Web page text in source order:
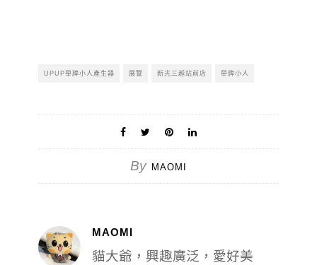
UPUP舉牌小人產生器 展覽 新光三越站前店 舉牌小人
By MAOMI
MAOMI
貓大爺，興趣廣泛，愛好美